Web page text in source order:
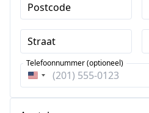
Postcode
Straat
Verenigde
Telefoonnummer (optioneel)